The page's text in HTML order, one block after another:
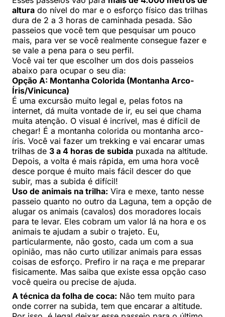
altura do nível do mar e o esforço físico das trilhas
dura de 2 a 3 horas de caminhada pesada. São
passeios que você tem que pesquisar um pouco
mais, para ver se você realmente consegue fazer e
se vale a pena para o seu perfil.
Você vai ter que escolher um dos dois passeios
abaixo para ocupar o seu dia:
Opção A: Montanha Colorida (Montanha Arco-
Íris/Vinicunca)
É uma excursão muito legal e, pelas fotos na
internet, dá muita vontade de ir, eu sei que chama
muita atenção. O visual é incrível, mas é difícil de
chegar! É a montanha colorida ou montanha arco-
íris. Você vai fazer um trekking e vai encarar umas
trilhas de 3 a 4 horas de subida puxada na altitude.
Depois, a volta é mais rápida, em uma hora você
desce porque é muito mais fácil descer do que
subir, mas a subida é difícil!
Uso de animais na trilha: Vira e mexe, tanto nesse
passeio quanto no outro da Laguna, tem a opção de
alugar os animais (cavalos) dos moradores locais
para te levar. Eles cobram um valor lá na hora e os
animais te ajudam a subir o trajeto. Eu,
particularmente, não gosto, cada um com a sua
opinião, mas não curto utilizar animais para essas
coisas de esforço. Prefiro ir na raça e me preparar
fisicamente. Mas saiba que existe essa opção caso
você queira ou precise de ajuda.
A técnica da folha de coca: Não tem muito para
onde correr na subida, tem que encarar a altitude.